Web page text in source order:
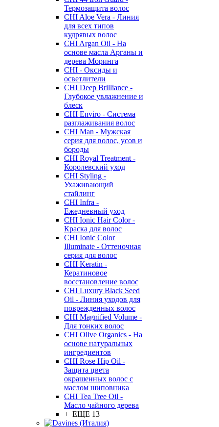
Термозащита волос
CHI Aloe Vera - Линия
для всех типов
кудрявых волос
CHI Argan Oil - На
основе масла Арганы и
дерева Моринга
CHI - Оксиды и
осветлители
CHI Deep Brilliance -
Глубокое увлажнение и
блеск
CHI Enviro - Система
разглаживания волос
CHI Man - Мужская
серия для волос, усов и
бороды
CHI Royal Treatment -
Королевский уход
CHI Styling -
Ухаживающий
стайлинг
CHI Infra -
Ежедневный уход
CHI Ionic Hair Color -
Краска для волос
CHI Ionic Color
Illuminate - Оттеночная
серия для волос
CHI Keratin -
Кератиновое
восстановление волос
CHI Luxury Black Seed
Oil - Линия уходов для
поврежденных волос
CHI Magnified Volume -
Для тонких волос
CHI Olive Organics - На
основе натуральных
ингредиентов
CHI Rose Hip Oil -
Защита цвета
окрашенных волос с
маслом шиповника
CHI Tea Tree Oil -
Масло чайного дерева
+ ЕЩЕ 13